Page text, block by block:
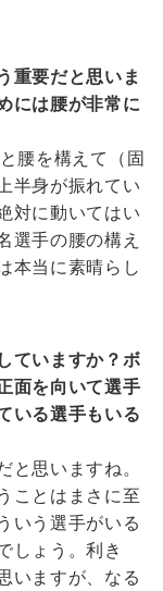
重要だと思いま
には腰が非常に
腰を構えて（固
半身が振れてい
対に動いてはい
選手の腰の構え
本当に素晴らし
ていますか？ボ
面を向いて選手
いる選手もいる
と思いますね。
ことはまさに至
いう選手がいる
しょう。利き
いますが、なる